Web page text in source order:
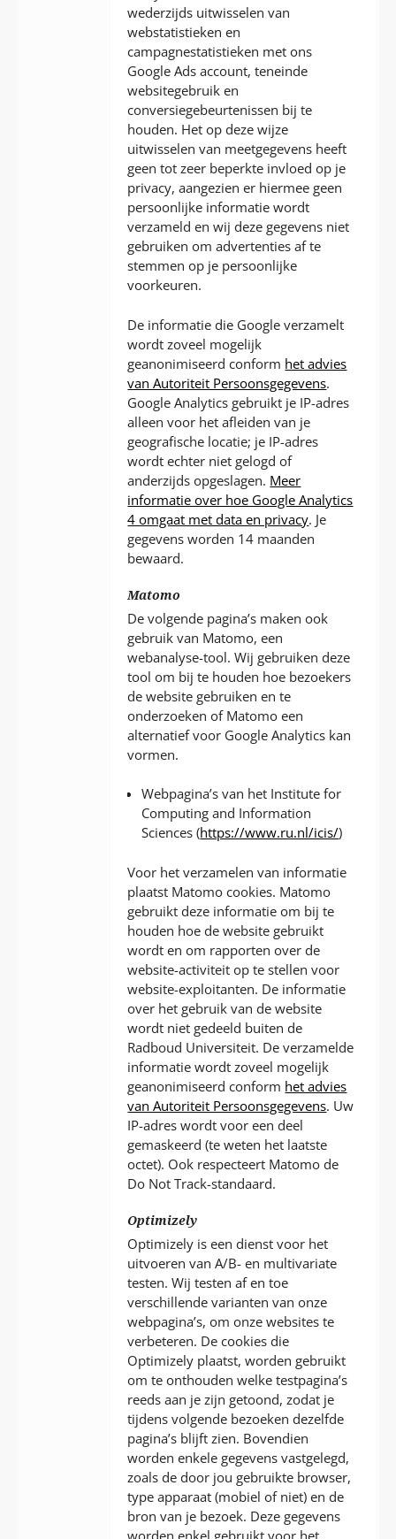
wederzijds uitwisselen van
webstatistieken en
campagnestatistieken met ons
Google Ads account, teneinde
websitegebruik en
conversiegebeurtenissen bij te
houden. Het op deze wijze
uitwisselen van meetgegevens heeft
geen tot zeer beperkte invloed op je
privacy, aangezien er hiermee geen
persoonlijke informatie wordt
verzameld en wij deze gegevens niet
gebruiken om advertenties af te
stemmen op je persoonlijke
voorkeuren.
De informatie die Google verzamelt
wordt zoveel mogelijk
geanonimiseerd conform het advies
van Autoriteit Persoonsgegevens.
Google Analytics gebruikt je IP-adres
alleen voor het afleiden van je
geografische locatie; je IP-adres
wordt echter niet gelogd of
anderzijds opgeslagen. Meer
informatie over hoe Google Analytics
4 omgaat met data en privacy. Je
gegevens worden 14 maanden
bewaard.
Matomo
De volgende pagina’s maken ook
gebruik van Matomo, een
webanalyse-tool. Wij gebruiken deze
tool om bij te houden hoe bezoekers
de website gebruiken en te
onderzoeken of Matomo een
alternatief voor Google Analytics kan
vormen.
Webpagina’s van het Institute for
Computing and Information
Sciences (https://www.ru.nl/icis/)
Voor het verzamelen van informatie
plaatst Matomo cookies. Matomo
gebruikt deze informatie om bij te
houden hoe de website gebruikt
wordt en om rapporten over de
website-activiteit op te stellen voor
website-exploitanten. De informatie
over het gebruik van de website
wordt niet gedeeld buiten de
Radboud Universiteit. De verzamelde
informatie wordt zoveel mogelijk
geanonimiseerd conform het advies
van Autoriteit Persoonsgegevens. Uw
IP-adres wordt voor een deel
gemaskeerd (te weten het laatste
octet). Ook respecteert Matomo de
Do Not Track-standaard.
Optimizely
Optimizely is een dienst voor het
uitvoeren van A/B- en multivariate
testen. Wij testen af en toe
verschillende varianten van onze
webpagina’s, om onze websites te
verbeteren. De cookies die
Optimizely plaatst, worden gebruikt
om te onthouden welke testpagina’s
reeds aan je zijn getoond, zodat je
tijdens volgende bezoeken dezelfde
pagina’s blijft zien. Bovendien
worden enkele gegevens vastgelegd,
zoals de door jou gebruikte browser,
type apparaat (mobiel of niet) en de
bron van je bezoek. Deze gegevens
worden enkel gebruikt voor het